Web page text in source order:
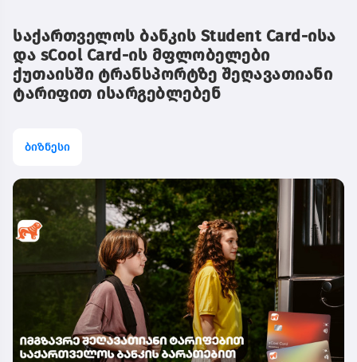
საქართველოს ბანკის Student Card-ისა
და sCool Card-ის მფლობელები
ქუთაისში ტრანსპორტზე შეღავათიანი
ტარიფით ისარგებლებენ
ბიზნესი